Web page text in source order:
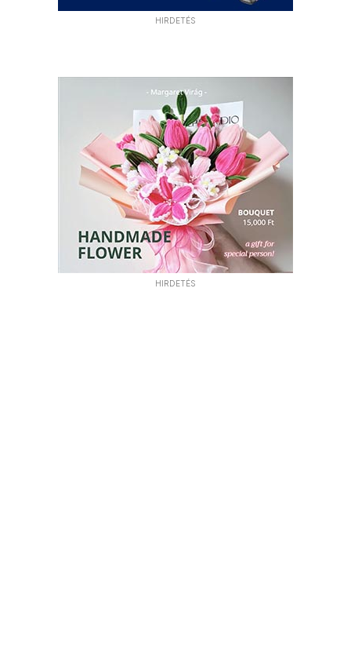
HIRDETÉS
HIRDETÉS